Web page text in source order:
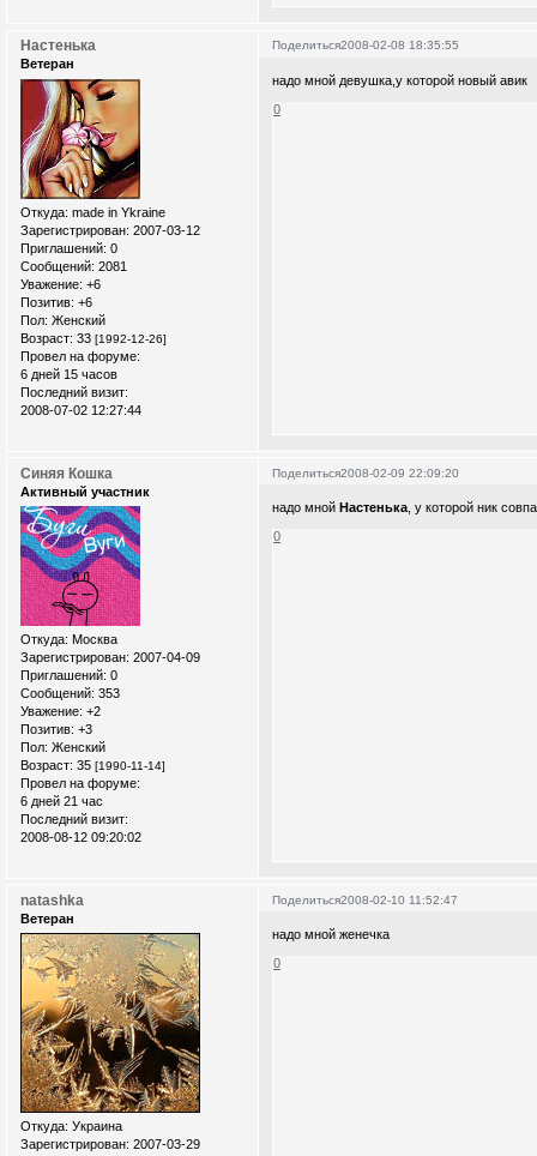
Поделиться2008-02-08 18:35:55
Настенька
Ветеран
Откуда: made in Ykraine
Зарегистрирован: 2007-03-12
Приглашений: 0
Сообщений: 2081
Уважение: +6
Позитив: +6
Пол: Женский
Возраст: 33 [1992-12-26]
Провел на форуме:
6 дней 15 часов
Последний визит:
2008-07-02 12:27:44
надо мной девушка,у которой новый авик
0
Поделиться2008-02-09 22:09:20
Синяя Кошка
Активный участник
Откуда: Москва
Зарегистрирован: 2007-04-09
Приглашений: 0
Сообщений: 353
Уважение: +2
Позитив: +3
Пол: Женский
Возраст: 35 [1990-11-14]
Провел на форуме:
6 дней 21 час
Последний визит:
2008-08-12 09:20:02
надо мнойНастенька , у которой ник
0
Поделиться2008-02-10 11:52:47
natashka
Ветеран
Откуда: Украина
Зарегистрирован: 2007-03-29
надо мной женечка
0